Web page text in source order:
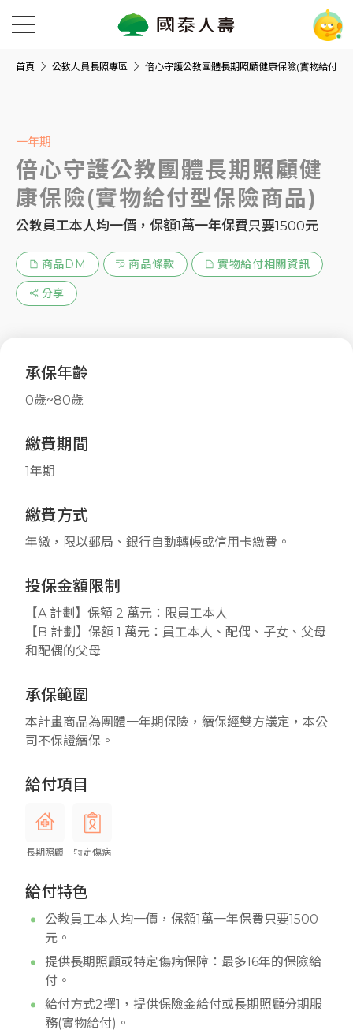
首頁 公教人員長照專區 倍心守護公教團體長期照顧健康保險(實物給付型保險商品)
一年期
倍心守護公教團體長期照顧健
康保險(實物給付型保險商品)
公教員工本人均一價，保額1萬一年保費只要1500元
商品DM 商品條款 實物給付相關資訊
分享
承保年齡
0歲~80歲
繳費期間
1年期
繳費方式
年繳，限以郵局、銀行自動轉帳或信用卡繳費。
投保金額限制
【A 計劃】保額 2 萬元：限員工本人
【B 計劃】保額 1 萬元：員工本人、配偶、子女、父母
和配偶的父母
承保範圍
本計畫商品為團體一年期保險，續保經雙方議定，本公
司不保證續保。
給付項目
長期照顧 特定傷病
給付特色
公教員工本人均一價，保額1萬一年保費只要1500
元。
提供長期照顧或特定傷病保障：最多16年的保險給
付。
給付方式2擇1，提供保險金給付或長期照顧分期服
務(實物給付)。